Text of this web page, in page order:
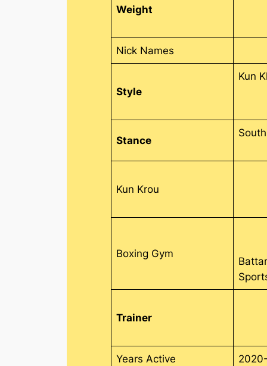
Weight
Nick Names
Style
Kun
Stance
Kun Krou
Boxing Gym
Trainer
Years Active